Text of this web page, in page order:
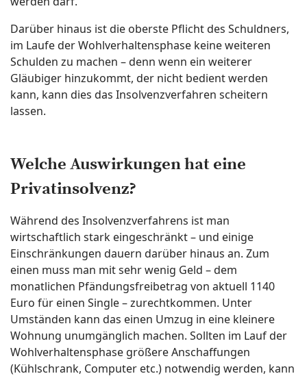
Darüber hinaus ist die oberste Pflicht des Schuldners,
im Laufe der Wohlverhaltensphase keine weiteren
Schulden zu machen – denn wenn ein weiterer
Gläubiger hinzukommt, der nicht bedient werden
kann, kann dies das Insolvenzverfahren scheitern
lassen.
Welche Auswirkungen hat eine
Privatinsolvenz?
Während des Insolvenzverfahrens ist man
wirtschaftlich stark eingeschränkt – und einige
Einschränkungen dauern darüber hinaus an. Zum
einen muss man mit sehr wenig Geld – dem
monatlichen Pfändungsfreibetrag von aktuell 1140
Euro für einen Single – zurechtkommen. Unter
Umständen kann das einen Umzug in eine kleinere
Wohnung unumgänglich machen. Sollten im Lauf der
Wohlverhaltensphase größere Anschaffungen
(Kühlschrank, Computer etc.) notwendig werden, kann